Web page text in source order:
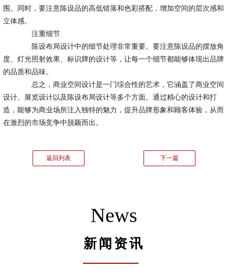
围。同时，要注意陈设品的高低错落和色彩搭配，增加空间的层次感和
立体感。
注重细节
陈设布局设计中的细节处理非常重要。要注意陈设品的摆放角
度、灯光照射效果、标识牌的设计等，让每一个细节都能够体现出品牌
的品质和品味。
总之，商业空间设计是一门综合性的艺术，它涵盖了商业空间
设计、展览设计以及陈设布局设计等多个方面。通过精心的设计和打
造，能够为商业场所注入独特的魅力，提升品牌形象和顾客体验，从而
在激烈的市场竞争中脱颖而出。
返回列表 下一篇
News
新闻资讯